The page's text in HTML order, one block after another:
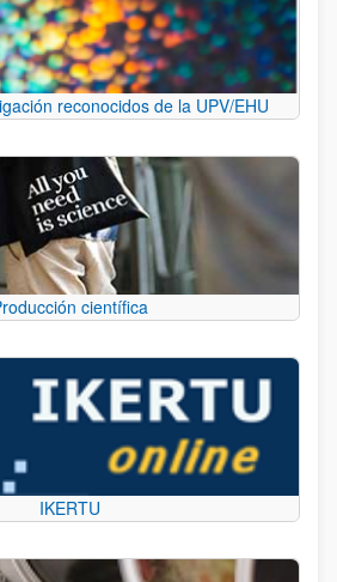
reconocidos de la UPV/EHU
científica
IKERTU